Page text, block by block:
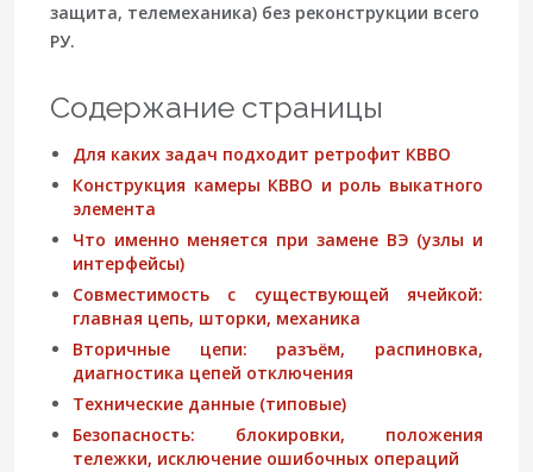
защита, телемеханика) без реконструкции всего
РУ.
Содержание страницы
Для каких задач подходит ретрофит КВВО
Конструкция камеры КВВО и роль выкатного
элемента
Что именно меняется при замене ВЭ (узлы и
интерфейсы)
Совместимость с существующей ячейкой:
главная цепь, шторки, механика
Вторичные цепи: разъём, распиновка,
диагностика цепей отключения
Технические данные (типовые)
Безопасность: блокировки, положения
тележки, исключение ошибочных операций